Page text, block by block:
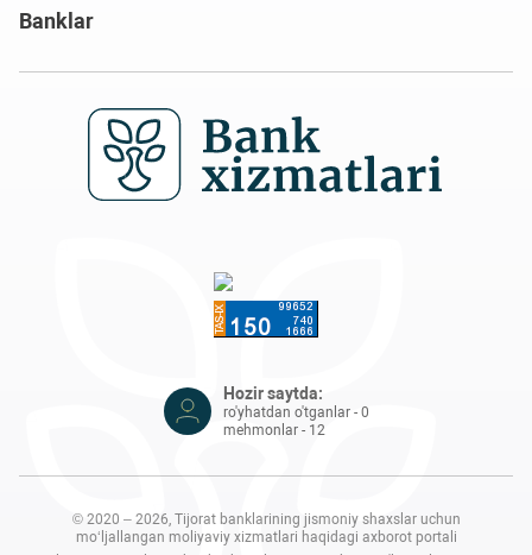
Banklar
Hozir saytda:
ro'yhatdan o'tganlar - 0
mehmonlar - 12
© 2020 – 2026, Tijorat banklarining jismoniy shaxslar uchun
mo‘ljallangan moliyaviy xizmatlari haqidagi axborot portali